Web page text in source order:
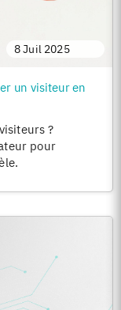
8 Juil 2025
un visiteur en
?
pour